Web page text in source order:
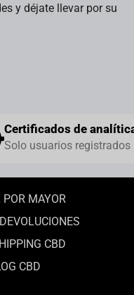
y déjate llevar por su
Certificados de
Solo usuarios registrados
POR MAYOR
CBD
CBD